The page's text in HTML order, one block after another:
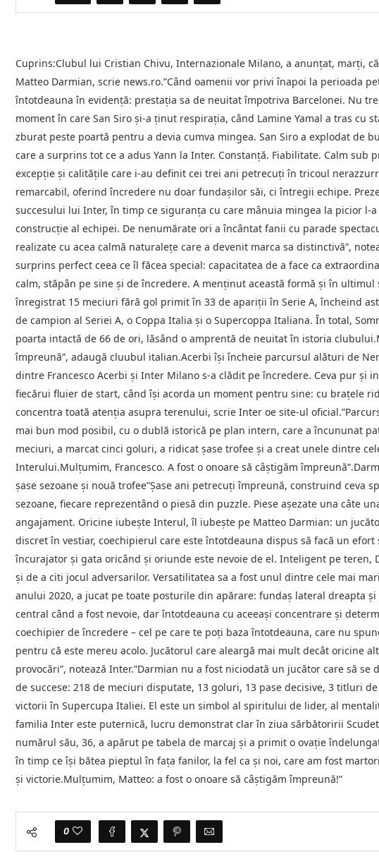
Cuprins:Clubul lui Cristian Chivu, Internazionale Milano, a anunţat, marţi,
Matteo Darmian, scrie news.ro.”Când oamenii vor privi înapoi la perioada
întotdeauna în evidenţă: prestaţia sa de neuitat împotriva Barcelonei. Nu
moment în care San Siro şi-a ţinut respiraţia, când Lamine Yamal a tras cu
zburat peste poartă pentru a devia cumva mingea. San Siro a explodat de
care a surprins tot ce a adus Yann la Inter. Constanţă. Fiabilitate. Calm sub
excepţie şi calităţile care i-au definit cei trei ani petrecuţi în tricoul
remarcabil, oferind încredere nu doar fundaşilor săi, ci întregii echipe.
succesului lui Inter, în timp ce siguranţa cu care mânuia mingea la picior
construcţie al echipei. De nenumărate ori a încântat fanii cu parade
realizate cu acea calmă naturaleţe care a devenit marca sa distinctivă”,
surprins perfect ceea ce îl făcea special: capacitatea de a face ca
calm, stăpân pe sine şi de încredere. A menţinut această formă şi în
înregistrat 15 meciuri fără gol primit în 33 de apariţii în Serie A, încheind
de campion al Seriei A, o Coppa Italia şi o Supercoppa Italiana. În total,
poarta intactă de 66 de ori, lăsând o amprentă de neuitat în istoria
împreună”, adaugă cluubul italian.Acerbi îşi încheie parcursul alături de
dintre Francesco Acerbi şi Inter Milano s-a clădit pe încredere. Ceva pur şi
fiecărui fluier de start, când îşi acorda un moment pentru sine: cu braţele
concentra toată atenţia asupra terenului, scrie Inter oe site-ul
mai bun mod posibil, cu o dublă istorică pe plan intern, care a încununat
meciuri, a marcat cinci goluri, a ridicat şase trofee şi a creat unele dintre
Interului.Mulţumim, Francesco. A fost o onoare să câştigăm
şase sezoane şi nouă trofee”Şase ani petrecuţi împreună, construind ceva
sezoane, fiecare reprezentând o piesă din puzzle. Piese aşezate una câte
angajament. Oricine iubeşte Interul, îl iubeşte pe Matteo Darmian: un
discret în vestiar, coechipierul care este întotdeauna dispus să facă un
încurajator şi gata oricând şi oriunde este nevoie de el. Inteligent pe teren,
şi de a citi jocul adversarilor. Versatilitatea sa a fost unul dintre cele mai
anului 2020, a jucat pe toate posturile din apărare: fundaş lateral dreapta
central când a fost nevoie, dar întotdeauna cu aceeaşi concentrare şi
coechipier de încredere – cel pe care te poţi baza întotdeauna, care nu
pentru că este mereu acolo. Jucătorul care aleargă mai mult decât oricine
provocări”, notează Inter.”Darmian nu a fost niciodată un jucător care să
de succese: 218 de meciuri disputate, 13 goluri, 13 pase decisive, 3 titluri
victorii în Supercupa Italiei. El este un simbol al spiritului de lider, al
familia Inter este puternică, lucru demonstrat clar în ziua sărbătoririi
numărul său, 36, a apărut pe tabela de marcaj şi a primit o ovaţie
în timp ce îşi bătea pieptul în faţa fanilor, la fel ca şi noi, care am fost
şi victorie.Mulţumim, Matteo: a fost o onoare să câştigăm împreună!”
0